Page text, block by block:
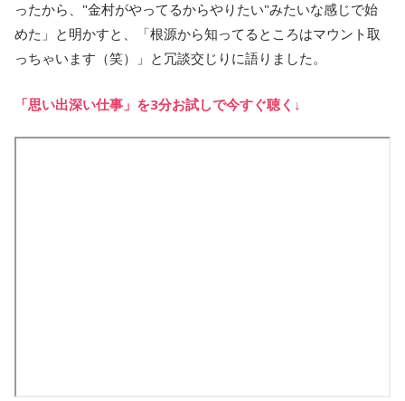
ったから、"金村がやってるからやりたい"みたいな感じで始
めた」と明かすと、「根源から知ってるところはマウント取
っちゃいます（笑）」と冗談交じりに語りました。
「思い出深い仕事」を3分お試しで今すぐ聴く↓